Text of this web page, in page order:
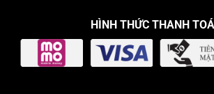
HÌNH THỨC THANH